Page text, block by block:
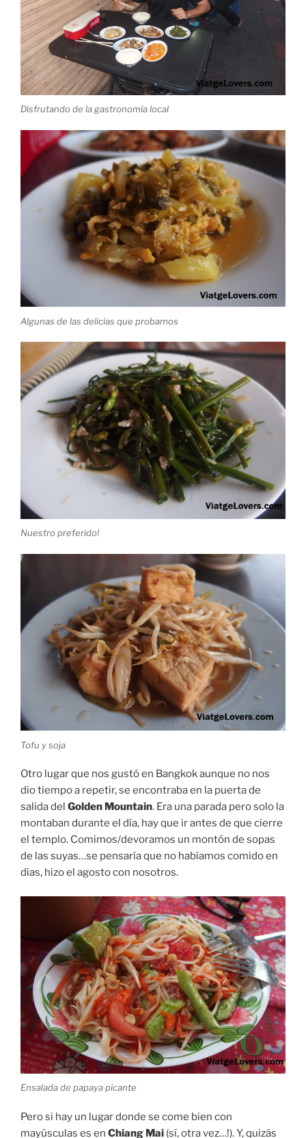
Disfrutando de la gastronomía local
Algunas de las delicias que probamos
Nuestro preferido!
Tofu y soja
Otro lugar que nos gustó en Bangkok aunque no nos
dio tiempo a repetir, se encontraba en la puerta de
salida del Golden Mountain. Era una parada pero solo la
montaban durante el día, hay que ir antes de que cierre
el templo. Comimos/devoramos un montón de sopas
de las suyas…se pensaría que no habíamos comido en
días, hizo el agosto con nosotros.
Ensalada de papaya picante
Pero si hay un lugar donde se come bien con
mayúsculas es en Chiang Mai (sí, otra vez…!). Y, quizás